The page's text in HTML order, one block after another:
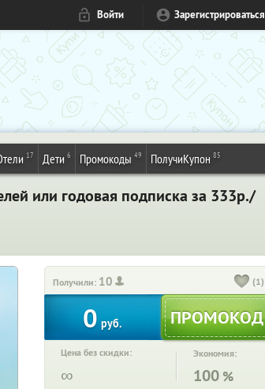
Войти Зарегистрироваться
17 Дети 6 Промокоды 49 ПолучиКупон 85
или годовая подписка за 333р./
Получили: 10 (1)
0 руб.
Цена без скидки:
∞
Экономия:
100 %